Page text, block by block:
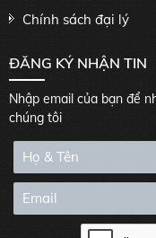
Chính sách đại lý
ĐĂNG KÝ NHẬN TIN
Nhập email của bạn để
chúng tôi